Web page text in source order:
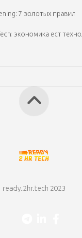
7 золотых правил
экономика ест
ready.2hr.tech 2023